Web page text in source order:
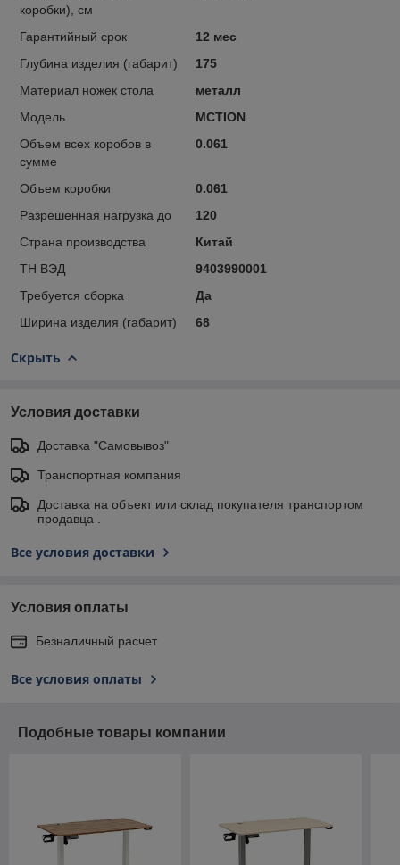
коробки), см
Гарантийный срок
12 мес
Глубина изделия (габарит)
175
Материал ножек стола
металл
Модель
MCTION
Объем всех коробов в
сумме
0.061
Объем коробки
0.061
Разрешенная нагрузка до
120
Страна производства
Китай
ТН ВЭД
9403990001
Требуется сборка
Да
Ширина изделия (габарит)
68
Скрыть
Условия доставки
Доставка "Самовывоз"
Транспортная компания
Доставка на объект или склад покупателя транспортом
продавца .
Все условия доставки
Условия оплаты
Безналичный расчет
Все условия оплаты
Подобные товары компании